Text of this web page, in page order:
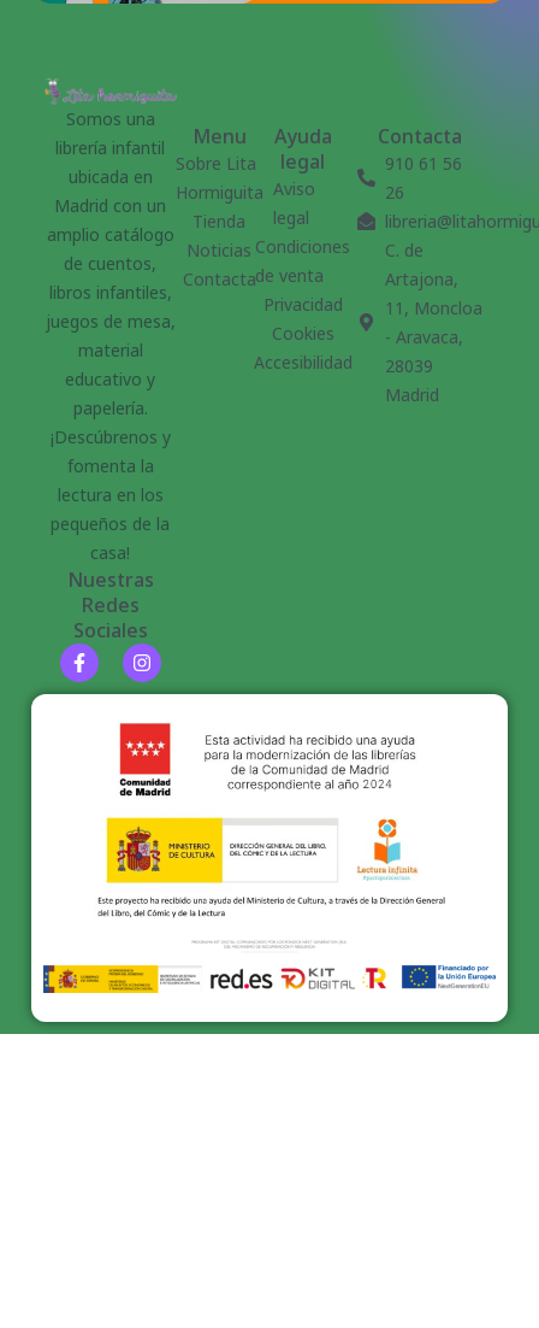
Somos una
librería infantil
ubicada en
Madrid con un
amplio catálogo
de cuentos,
libros infantiles,
juegos de mesa,
material
educativo y
papelería.
¡Descúbrenos y
fomenta la
lectura en los
pequeños de la
casa!
Nuestras
Redes
Sociales
Menu
Sobre Lita
Hormiguita
Tienda
Noticias
Contacta
Ayuda
legal
Aviso
legal
Condiciones
de venta
Privacidad
Cookies
Accesibilidad
Contacta
910 61 56
26
C. de
Artajona,
11, Moncloa
- Aravaca,
28039
Madrid